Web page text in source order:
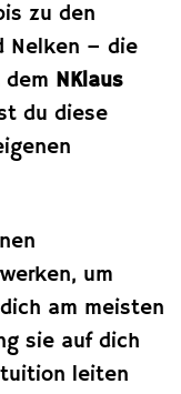
zu den
Nelken – die
NKlaus
du diese
um
am meisten
sie auf dich
leiten